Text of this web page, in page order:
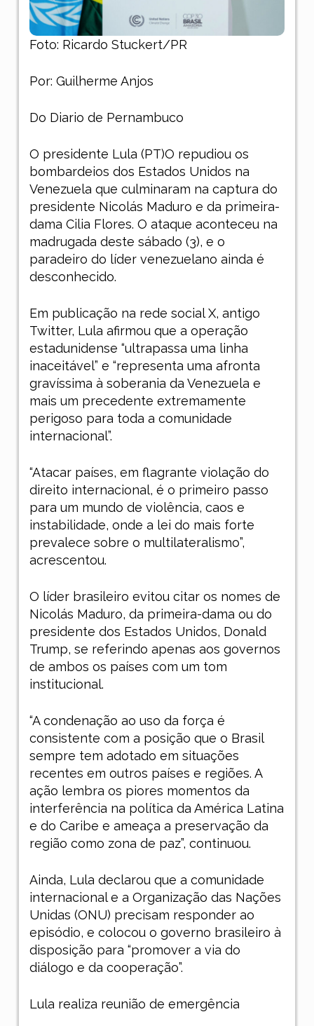
Foto: Ricardo Stuckert/PR
Por: Guilherme Anjos
Do Diario de Pernambuco
O presidente Lula (PT)O repudiou os
bombardeios dos Estados Unidos na
Venezuela que culminaram na captura do
presidente Nicolás Maduro e da primeira-
dama Cilia Flores. O ataque aconteceu na
madrugada deste sábado (3), e o
paradeiro do líder venezuelano ainda é
desconhecido.
Em publicação na rede socialX, antigo
Twitter, Lula afirmou que a operação
estadunidense “ultrapassa uma linha
inaceitável” e “representa uma afronta
gravíssima à soberania da Venezuela e
mais um precedente extremamente
perigoso para toda a comunidade
internacional”.
“Atacar países, em flagrante violação do
direito internacional, é o primeiro passo
para um mundo de violência, caos e
instabilidade, onde a lei do mais forte
prevalece sobre o multilateralismo”,
acrescentou.
O líder brasileiro evitou citar os nomes de
Nicolás Maduro, da primeira-dama ou do
presidente dos Estados Unidos, Donald
Trump, se referindo apenas aos governos
de ambos os países com um tom
institucional.
“A condenação ao uso da força é
consistente com a posição que o Brasil
sempre tem adotado em situações
recentes em outros países e regiões. A
ação lembra os piores momentos da
interferência na política da América Latina
e do Caribe e ameaça a preservação da
região como zona de paz”, continuou.
Ainda, Lula declarou que a comunidade
internacional e a Organização das Nações
Unidas (ONU) precisam responder ao
episódio, e colocou o governo brasileiro à
disposição para “promover a via do
diálogo e da cooperação”.
Lula realiza reunião de emergência